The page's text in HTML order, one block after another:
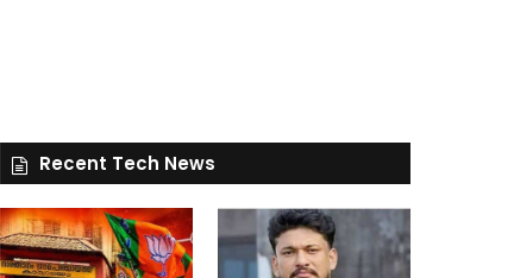
Recent Tech News